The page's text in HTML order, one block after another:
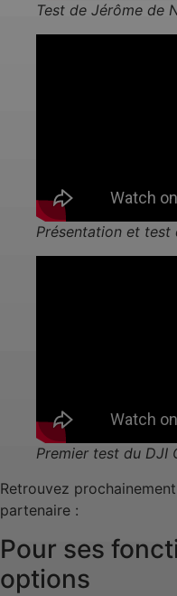
Test de Jérôme de
Présentation et test
Premier test du DJI
Retrouvez
partenaire :
Pour ses
options